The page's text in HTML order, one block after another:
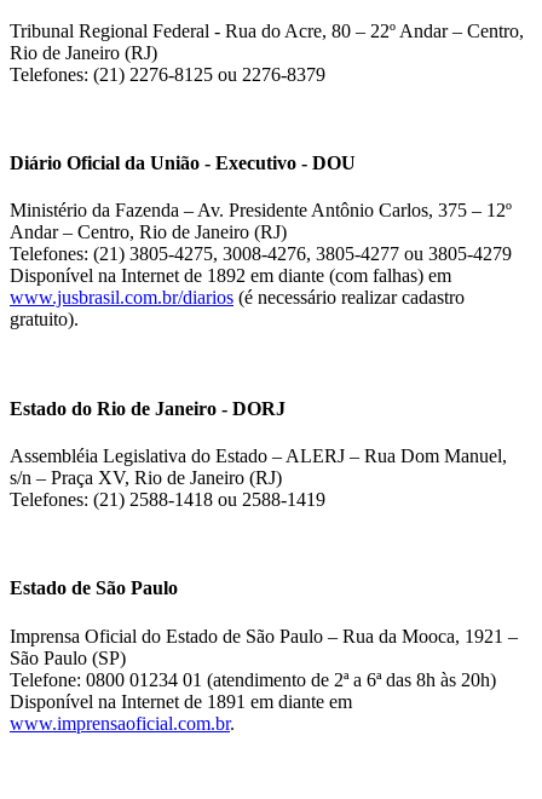
Tribunal Regional Federal - Rua do Acre, 80 – 22º Andar – Centro,
Rio de Janeiro (RJ)
Telefones: (21) 2276-8125 ou 2276-8379
Diário Oficial da União - Executivo - DOU
Ministério da Fazenda – Av. Presidente Antônio Carlos, 375 – 12º
Andar – Centro, Rio de Janeiro (RJ)
Telefones: (21) 3805-4275, 3008-4276, 3805-4277 ou 3805-4279
Disponível na Internet de 1892 em diante (com falhas) em
www.jusbrasil.com.br/diarios (é necessário realizar cadastro
gratuito).
Estado do Rio de Janeiro - DORJ
Assembléia Legislativa do Estado – ALERJ – Rua Dom Manuel,
s/n – Praça XV, Rio de Janeiro (RJ)
Telefones: (21) 2588-1418 ou 2588-1419
Estado de São Paulo
Imprensa Oficial do Estado de São Paulo – Rua da Mooca, 1921 –
São Paulo (SP)
Telefone: 0800 01234 01 (atendimento de 2ª a 6ª das 8h às 20h)
Disponível na Internet de 1891 em diante em
www.imprensaoficial.com.br.